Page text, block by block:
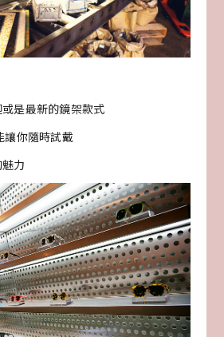
是最新的鏡架款式
讓你隨時試戴
力